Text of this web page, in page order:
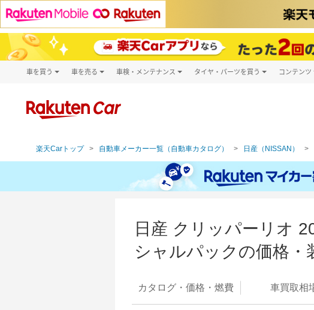
車を買う
新車
車を売る 車検・メンテナンス タイヤ・パーツを買う コンテンツ
楽天Carトップ 自動車メーカー一覧（自動車カタログ） 日産（NISSAN）
日産 クリッパーリオ
シャルパックの価格・
カタログ・価格・燃費 車買取相